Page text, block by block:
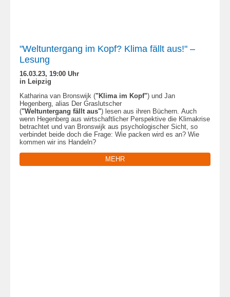
"Weltuntergang im Kopf? Klima fällt aus!" –
Lesung
16.03.23, 19:00 Uhr
in Leipzig
Katharina van Bronswijk ("Klima im Kopf") und Jan
Hegenberg, alias Der Graslutscher
("Weltuntergang fällt aus") lesen aus ihren Büchern. Auch
wenn Hegenberg aus wirtschaftlicher Perspektive die Klimakrise
betrachtet und van Bronswijk aus psychologischer Sicht, so
verbindet beide doch die Frage: Wie packen wird es an? Wie
kommen wir ins Handeln?
MEHR